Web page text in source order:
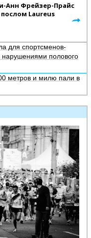
Анн Фрейзер-Прайс
послом Laureus
для спортсменов-
нарушениями полового
метров и милю пали в